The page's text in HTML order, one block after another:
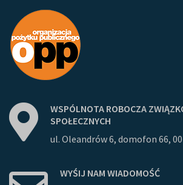
WSPÓLNOTA ROBOCZA
SPOŁECZNYCH
ul. Oleandrów 6, domofon 66,
WYŚIJ NAM WIADOMOŚĆ